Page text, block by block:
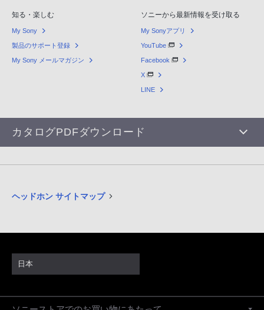
知る・楽しむ
My Sony
製品のサポート登録
My Sony メールマガジン
ソニーから最新情報を受け取る
My Sonyアプリ
YouTube
Facebook
X
LINE
カタログPDFダウンロード
ヘッドホン サイトマップ
日本